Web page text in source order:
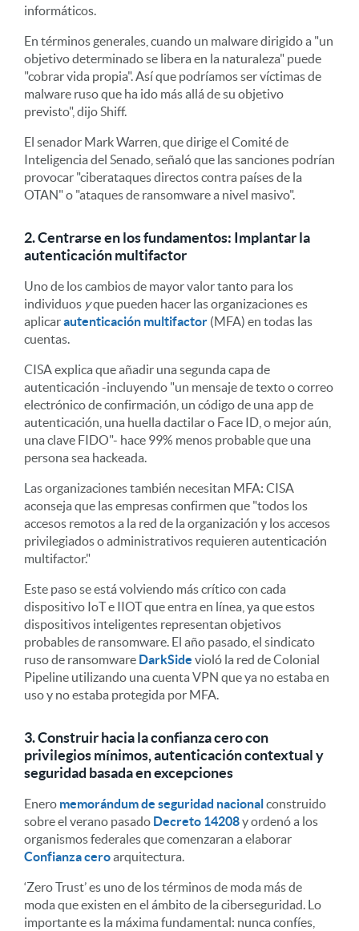
informáticos.
En términos generales, cuando un malware dirigido a "un
objetivo determinado se libera en la naturaleza" puede
"cobrar vida propia". Así que podríamos ser víctimas de
malware ruso que ha ido más allá de su objetivo
previsto", dijo Shiff.
El senador Mark Warren, que dirige el Comité de
Inteligencia del Senado, señaló que las sanciones podrían
provocar "ciberataques directos contra países de la
OTAN" o "ataques de ransomware a nivel masivo".
2. Centrarse en los fundamentos: Implantar la
autenticación multifactor
Uno de los cambios de mayor valor tanto para los
individuos yque pueden hacer las organizaciones es
aplicarautenticación multifactor (MFA) en todas las
cuentas.
CISA explica que añadir una segunda capa de
autenticación -incluyendo "un mensaje de texto o correo
electrónico de confirmación, un código de una app de
autenticación, una huella dactilar o Face ID, o mejor aún,
una clave FIDO"- hace 99% menos probable que una
persona sea hackeada.
Las organizaciones también necesitan MFA: CISA
aconseja que las empresas confirmen que "todos los
accesos remotos a la red de la organización y los accesos
privilegiados o administrativos requieren autenticación
multifactor."
Este paso se está volviendo más crítico con cada
dispositivo IoT e IIOT que entra en línea, ya que estos
dispositivos inteligentes representan objetivos
probables de ransomware. El año pasado, el sindicato
ruso de ransomware DarkSide violó la red de Colonial
Pipeline utilizando una cuenta VPN que ya no estaba en
uso y no estaba protegida por MFA.
3. Construir hacia la confianza cero con
privilegios mínimos, autenticación contextual y
seguridad basada en excepciones
Enero memorándum de seguridad nacionalconstruido
sobre el verano pasado Decreto 14208y ordenó a los
organismos federales que comenzaran a elaborar
Confianza ceroarquitectura.
‘Zero Trust’ es uno de los términos de moda más de
moda que existen en el ámbito de la ciberseguridad. Lo
importante es la máxima fundamental: nunca confíes,